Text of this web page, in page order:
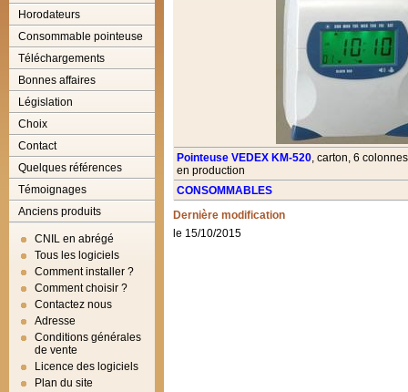
Horodateurs
Consommable pointeuse
Téléchargements
Bonnes affaires
Législation
Choix
Contact
Quelques références
Témoignages
Anciens produits
CNIL en abrégé
Tous les logiciels
Comment installer ?
Comment choisir ?
Contactez nous
Adresse
Conditions générales
de vente
Licence des logiciels
Plan du site
Pointeuse VEDEX KM-520, carton, 6
en production
CONSOMMABLES
Dernière modification
le 15/10/2015